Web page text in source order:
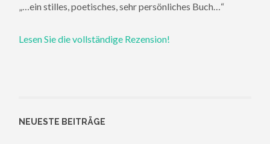
„…ein stilles, poetisches, sehr persönliches Buch…“
Lesen Sie die vollständige Rezension!
NEUESTE BEITRÄGE